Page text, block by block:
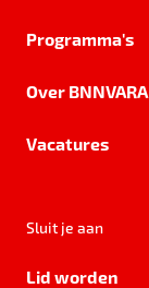
Programma's
Over BNNVARA
Vacatures
Sluit je aan
Lid worden